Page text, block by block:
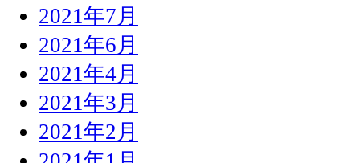
2021年7月
2021年6月
2021年4月
2021年3月
2021年2月